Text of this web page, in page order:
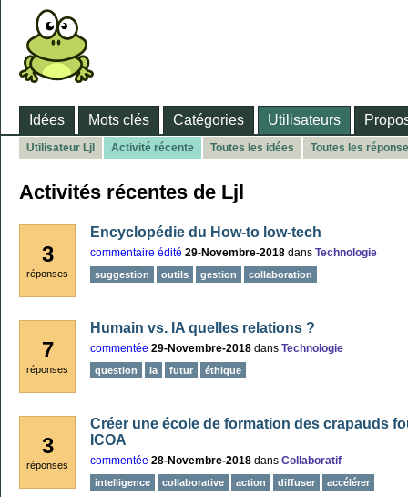
Idées Mots clés Catégories Utilisateurs
Utilisateur Ljl Activité récente Toutes les idées Toutes les
Activités récentes de Ljl
3
réponses
Encyclopédie du How-to low-tech
commentaire édité 29-Novembre-2018 dans Technologie
suggestion outils gestion collaboration
7
réponses
Humain vs. IA quelles relations ?
commentée 29-Novembre-2018 dans Technologie
question ia futur éthique
3
réponses
Créer une école de formation des crapauds
ICOA
commentée 28-Novembre-2018 dans Collaboratif
intelligence collaborative action diffuser accélérer